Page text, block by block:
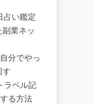
占い鑑定
業ネッ
分でやっ
す
ラベル記
る方法